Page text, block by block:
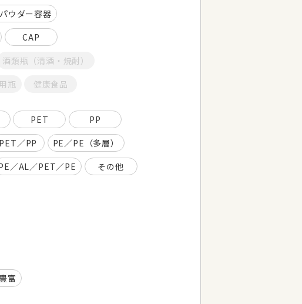
ウダー容器
CAP
酒類瓶（清酒・焼酎）
瓶 健康食品
PET
PP
PET／PP
PE／PE（多層）
／AL／PET／PE その他
富